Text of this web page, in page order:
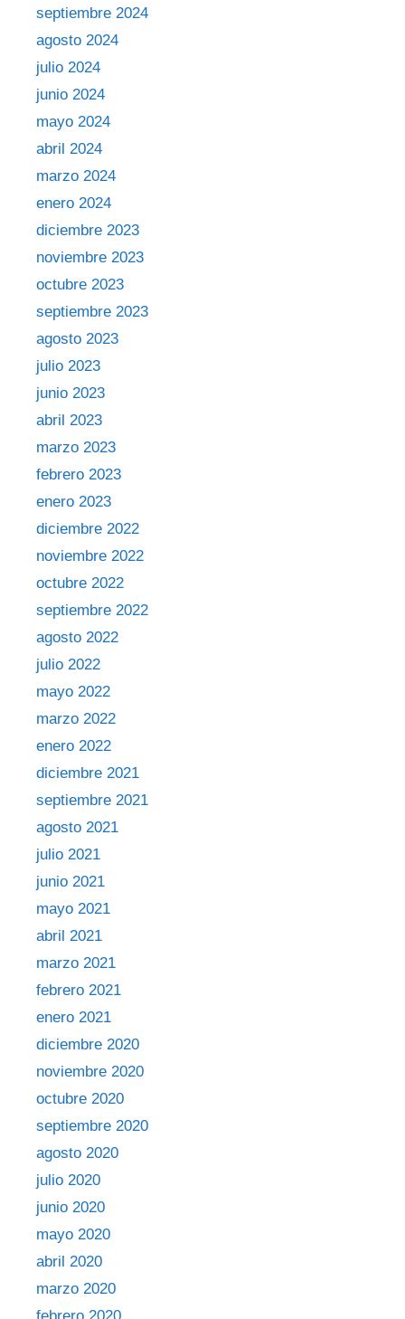
septiembre 2024
agosto 2024
julio 2024
junio 2024
mayo 2024
abril 2024
marzo 2024
enero 2024
diciembre 2023
noviembre 2023
octubre 2023
septiembre 2023
agosto 2023
julio 2023
junio 2023
abril 2023
marzo 2023
febrero 2023
enero 2023
diciembre 2022
noviembre 2022
octubre 2022
septiembre 2022
agosto 2022
julio 2022
mayo 2022
marzo 2022
enero 2022
diciembre 2021
septiembre 2021
agosto 2021
julio 2021
junio 2021
mayo 2021
abril 2021
marzo 2021
febrero 2021
enero 2021
diciembre 2020
noviembre 2020
octubre 2020
septiembre 2020
agosto 2020
julio 2020
junio 2020
mayo 2020
abril 2020
marzo 2020